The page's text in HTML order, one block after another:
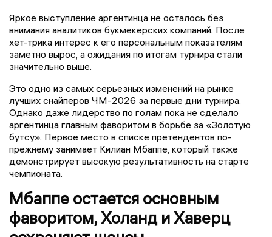
Яркое выступление аргентинца не осталось без
внимания аналитиков букмекерских компаний. После
хет-трика интерес к его персональным показателям
заметно вырос, а ожидания по итогам турнира стали
значительно выше.
Это одно из самых серьезных изменений на рынке
лучших снайперов ЧМ-2026 за первые дни турнира.
Однако даже лидерство по голам пока не сделало
аргентинца главным фаворитом в борьбе за «Золотую
бутсу». Первое место в списке претендентов по-
прежнему занимает Килиан Мбаппе, который также
демонстрирует высокую результативность на старте
чемпионата.
Мбаппе остается основным
фаворитом, Холанд и Хаверц